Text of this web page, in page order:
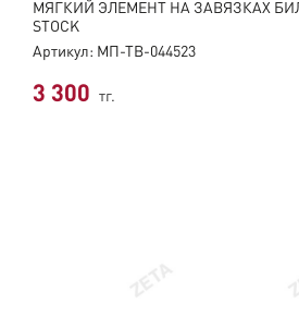
МЯГКИЙ ЭЛЕМЕНТ НА ЗАВЯЗКАХ
STOCK
Артикул: МП-ТВ-044523
3 300 тг.